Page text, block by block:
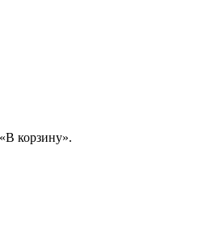
корзину».